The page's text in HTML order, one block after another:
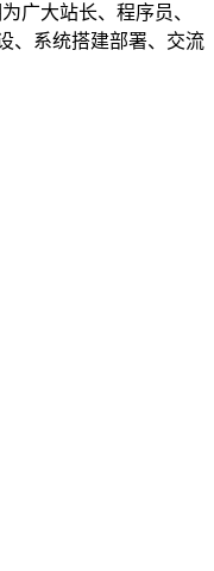
广大站长、程序员、
、系统搭建部署、交流